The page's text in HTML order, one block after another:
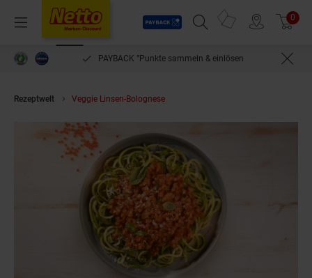
Menü
Payback
Suchfeld einblenden
Prospekte 0
PAYBACK °Punkte sammeln & einlösen
Rezeptwelt Veggie Linsen-Bolognese